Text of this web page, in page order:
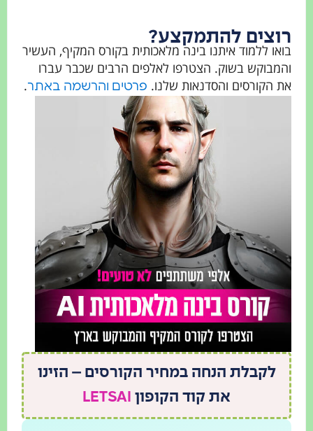
רוצים להתמקצע?
בואו ללמוד איתנו בינה מלאכותית בקורס המקיף, העשיר
והמבוקש בשוק. הצטרפו לאלפים הרבים שכבר עברו
את הקורסים והסדנאות שלנו. פרטים והרשמה באתר.
לקבלת הנחה במחיר הקורסים – הזינו
את קוד הקופון LETSAI